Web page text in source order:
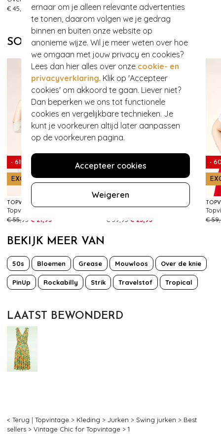
ernaar om je alleen relevante advertenties
te tonen, daarom volgen we je gedrag
binnen en buiten onze website op
anonieme wijze. Wil je meer weten over hoe
we omgaan met jouw privacy en cookies?
Lees dan hier alles over onze cookie- en
privacyverklaring. Klik op 'Accepteer
cookies' om akkoord te gaan. Liever niet?
Dan beperken we ons tot functionele
cookies en vergelijkbare technieken. Je
kunt je voorkeuren altijd later aanpassen
op de voorkeuren pagina.
Accepteer cookies
Weigeren
€ 45,95
€ 45,95
SOORTGELIJKE PRODUCTEN
- 61%
EXCLUSIEF
€ 55,95 € 21,95
EXCLUSIEF
€ 59,95 € 23,95
-
€
BEKIJK MEER VAN
50s Bloemen Grease Mouwloos Over de knie
PinUp Rockabilly Strik Travelstof Tropical
LAATST BEWONDERD
< Terug | Topvintage > Kleding > Jurken > Swing jurken > Best
sellers > Vintage Chic for Topvintage > 1